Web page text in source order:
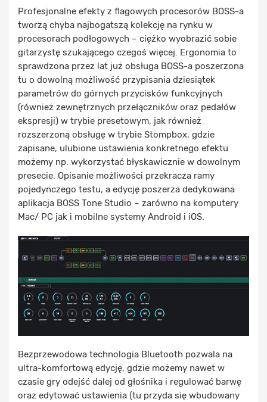
Profesjonalne efekty z flagowych procesorów BOSS-a
tworzą chyba najbogatszą kolekcję na rynku w
procesorach podłogowych – ciężko wyobrazić sobie
gitarzystę szukającego czegoś więcej. Ergonomia to
sprawdzona przez lat już obsługa BOSS-a poszerzona
tu o dowolną możliwość przypisania dziesiątek
parametrów do górnych przycisków funkcyjnych
(również zewnętrznych przełączników oraz pedałów
ekspresji) w trybie presetowym, jak również
rozszerzoną obsługę w trybie Stompbox, gdzie
zapisane, ulubione ustawienia konkretnego efektu
możemy np. wykorzystać błyskawicznie w dowolnym
presecie. Opisanie możliwości przekracza ramy
pojedynczego testu, a edycję poszerza dedykowana
aplikacja BOSS Tone Studio – zarówno na komputery
Mac/ PC jak i mobilne systemy Android i iOS.
Bezprzewodowa technologia Bluetooth pozwala na
ultra-komfortową edycję, gdzie możemy nawet w
czasie gry odejść dalej od głośnika i regulować barwę
oraz edytować ustawienia (tu przyda się wbudowany